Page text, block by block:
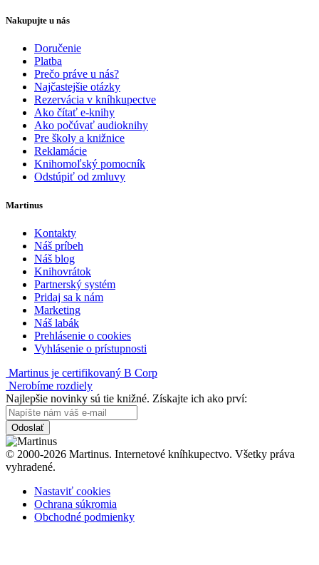
Nakupujte u nás
Doručenie
Platba
Prečo práve u nás?
Najčastejšie otázky
Rezervácia v kníhkupectve
Ako čítať e-knihy
Ako počúvať audioknihy
Pre školy a knižnice
Reklamácie
Knihomoľský pomocník
Odstúpiť od zmluvy
Martinus
Kontakty
Náš príbeh
Náš blog
Knihovrátok
Partnerský systém
Pridaj sa k nám
Marketing
Náš labák
Prehlásenie o cookies
Vyhlásenie o prístupnosti
Martinus je certifikovaný B Corp
Nerobíme rozdiely
Najlepšie novinky sú tie knižné. Získajte ich ako prví:
Odoslať
© 2000-2026 Martinus. Internetové kníhkupectvo. Všetky práva
vyhradené.
Nastaviť cookies
Ochrana súkromia
Obchodné podmienky